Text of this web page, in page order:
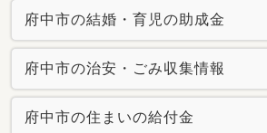
府中市の結婚・育児の助成金
府中市の治安・ごみ収集情報
府中市の住まいの給付金